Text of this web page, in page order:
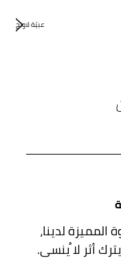
عبيّة لاونج
لدينا،
أثر لا ُينسى.